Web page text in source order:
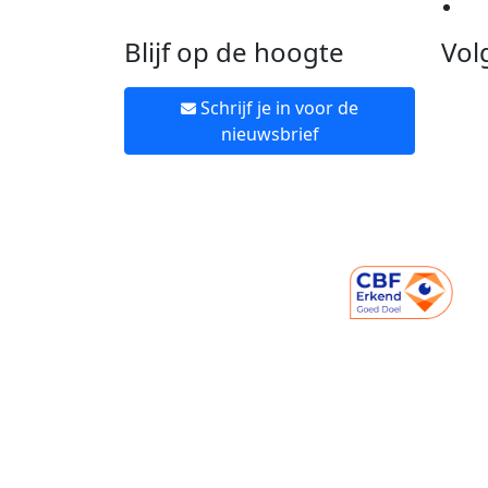
Blijf op de hoogte
Schrijf je in voor de
nieuwsbrief